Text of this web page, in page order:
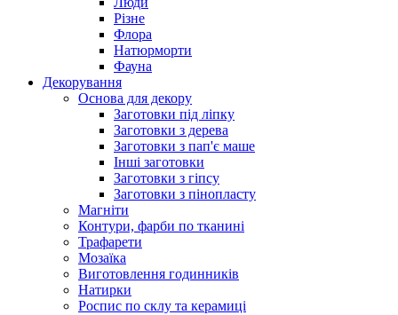
Різне
Флора
Натюрморти
Фауна
Декорування
Основа для декору
Заготовки під ліпку
Заготовки з дерева
Заготовки з пап'є маше
Інші заготовки
Заготовки з гіпсу
Заготовки з пінопласту
Магніти
Контури, фарби по тканині
Трафарети
Мозаїка
Виготовлення годинників
Натирки
Роспис по склу та керамиці